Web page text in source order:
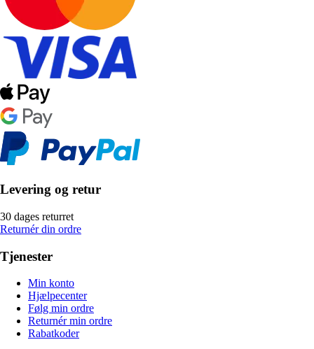
Levering og retur
30 dages returret
Returnér din ordre
Tjenester
Min konto
Hjælpecenter
Følg min ordre
Returnér min ordre
Rabatkoder